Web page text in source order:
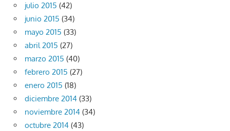
julio 2015 (42)
junio 2015 (34)
mayo 2015 (33)
abril 2015 (27)
marzo 2015 (40)
febrero 2015 (27)
enero 2015 (18)
diciembre 2014 (33)
noviembre 2014 (34)
octubre 2014 (43)